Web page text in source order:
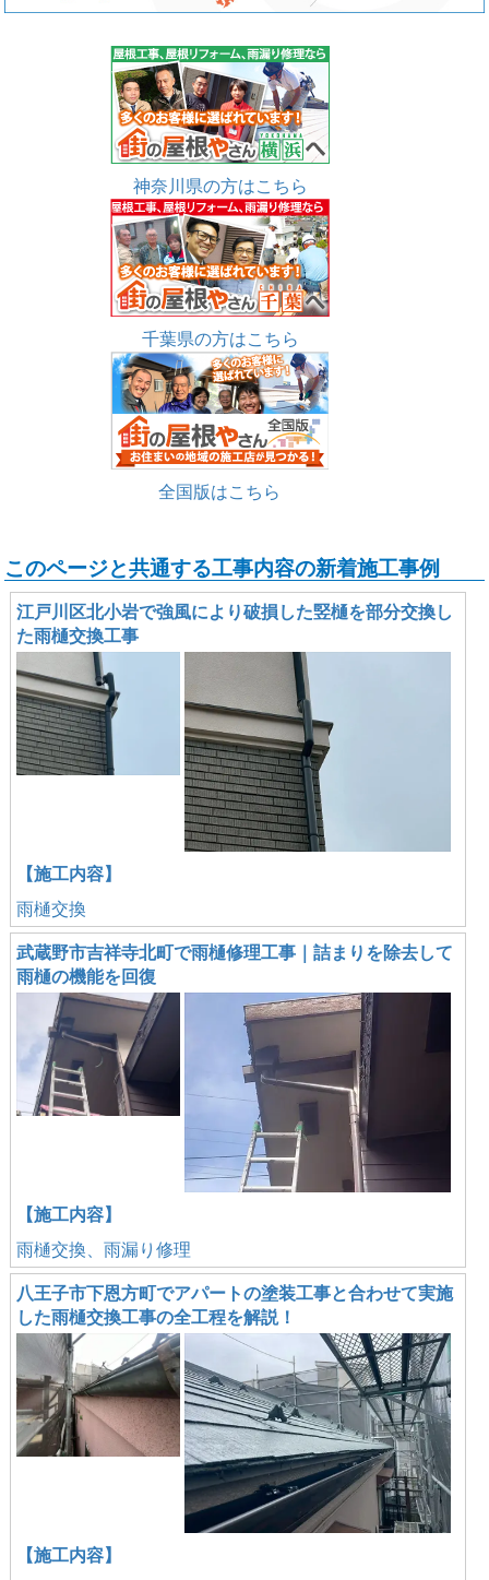
神奈川県の方はこちら
千葉県の方はこちら
全国版はこちら
このページと共通する工事内容の新着施工事例
江戸川区北小岩で強風により破損した竪樋を部分交換し
た雨樋交換工事
【施工内容】
雨樋交換
武蔵野市吉祥寺北町で雨樋修理工事｜詰まりを除去して
雨樋の機能を回復
【施工内容】
雨樋交換、雨漏り修理
八王子市下恩方町でアパートの塗装工事と合わせて実施
した雨樋交換工事の全工程を解説！
【施工内容】